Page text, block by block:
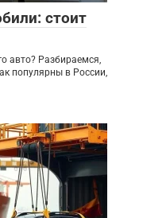
стоит
авто? Разбираемся,
популярны в России,